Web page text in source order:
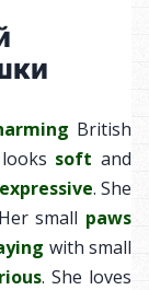
British
soft and
expressive. She
small paws
with small
. She loves